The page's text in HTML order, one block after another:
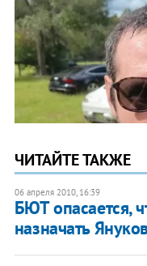
ЧИТАЙТЕ ТАКЖЕ
06 апреля 2010, 16:39
БЮТ опасается,
назначать